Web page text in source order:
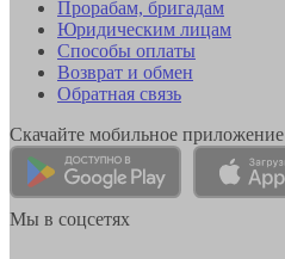
Прорабам, бригадам
Юридическим лицам
Способы оплаты
Возврат и обмен
Обратная связь
Скачайте мобильное приложение
Мы в соцсетях